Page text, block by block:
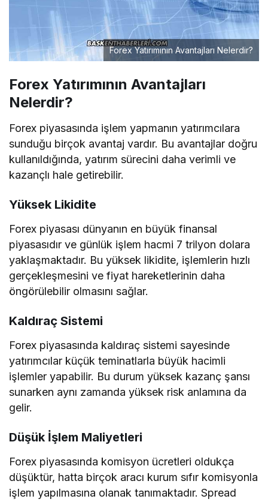
Forex Yatırımının Avantajları Nelerdir?
Forex Yatırımının Avantajları
Nelerdir?
Forex piyasasında işlem yapmanın yatırımcılara
sunduğu birçok avantaj vardır. Bu avantajlar doğru
kullanıldığında, yatırım sürecini daha verimli ve
kazançlı hale getirebilir.
Yüksek Likidite
Forex piyasası dünyanın en büyük finansal
piyasasıdır ve günlük işlem hacmi 7 trilyon dolara
yaklaşmaktadır. Bu yüksek likidite, işlemlerin hızlı
gerçekleşmesini ve fiyat hareketlerinin daha
öngörülebilir olmasını sağlar.
Kaldıraç Sistemi
Forex piyasasında kaldıraç sistemi sayesinde
yatırımcılar küçük teminatlarla büyük hacimli
işlemler yapabilir. Bu durum yüksek kazanç şansı
sunarken aynı zamanda yüksek risk anlamına da
gelir.
Düşük İşlem Maliyetleri
Forex piyasasında komisyon ücretleri oldukça
düşüktür, hatta birçok aracı kurum sıfır komisyonla
işlem yapılmasına olanak tanımaktadır. Spread